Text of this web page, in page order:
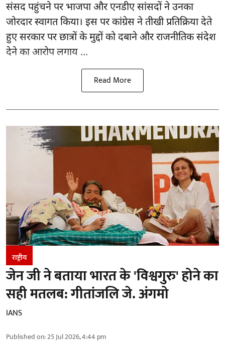
संसद पहुंचने पर भाजपा और एनडीए सांसदों ने उनका
जोरदार स्वागत किया। इस पर कांग्रेस ने तीखी प्रतिक्रिया देते
हुए सरकार पर छात्रों के मुद्दों को दबाने और राजनीतिक संदेश
देने का आरोप लगाय ...
Read More
राष्ट्रीय
जेन जी ने बताया भारत के 'विश्वगुरु' होने का
सही मतलब: गीतांजलि जे. अंगमो
IANS
Published on:25 Jul 2026, 4:44 pm